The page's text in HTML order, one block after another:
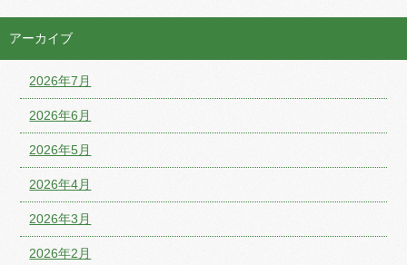
アーカイブ
2026年7月
2026年6月
2026年5月
2026年4月
2026年3月
2026年2月